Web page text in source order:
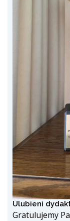
Ulubieni
Gratulujemy